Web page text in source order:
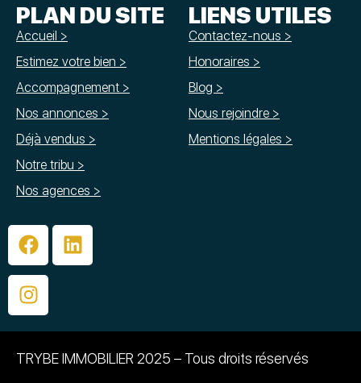
PLAN DU SITE
Accueil >
Estimez votre bien >
Accompagnement >
Nos annonces >
Déjà vendus >
Notre tribu >
Nos agences >
LIENS UTILES
Contactez-nous >
Honoraires >
Blog >
Nous rejoindre >
Mentions légales >
TRYBE IMMOBILIER 2025 – Tous droits réservés